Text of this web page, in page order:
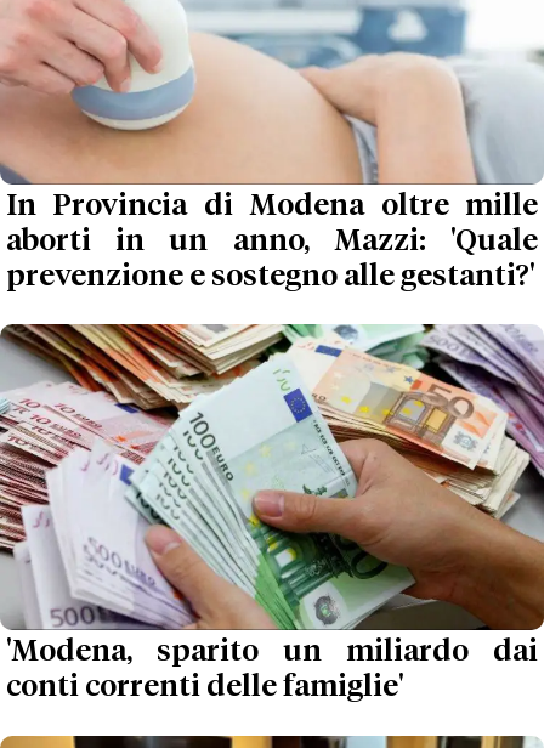
In Provincia di Modena oltre mille
aborti in un anno, Mazzi: 'Quale
prevenzione e sostegno alle gestanti?'
'Modena, sparito un miliardo dai
conti correnti delle famiglie'